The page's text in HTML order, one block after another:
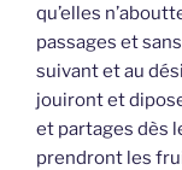
qu’elles
passages et
suivant et au
jouiront et
et partages dès
prendront les